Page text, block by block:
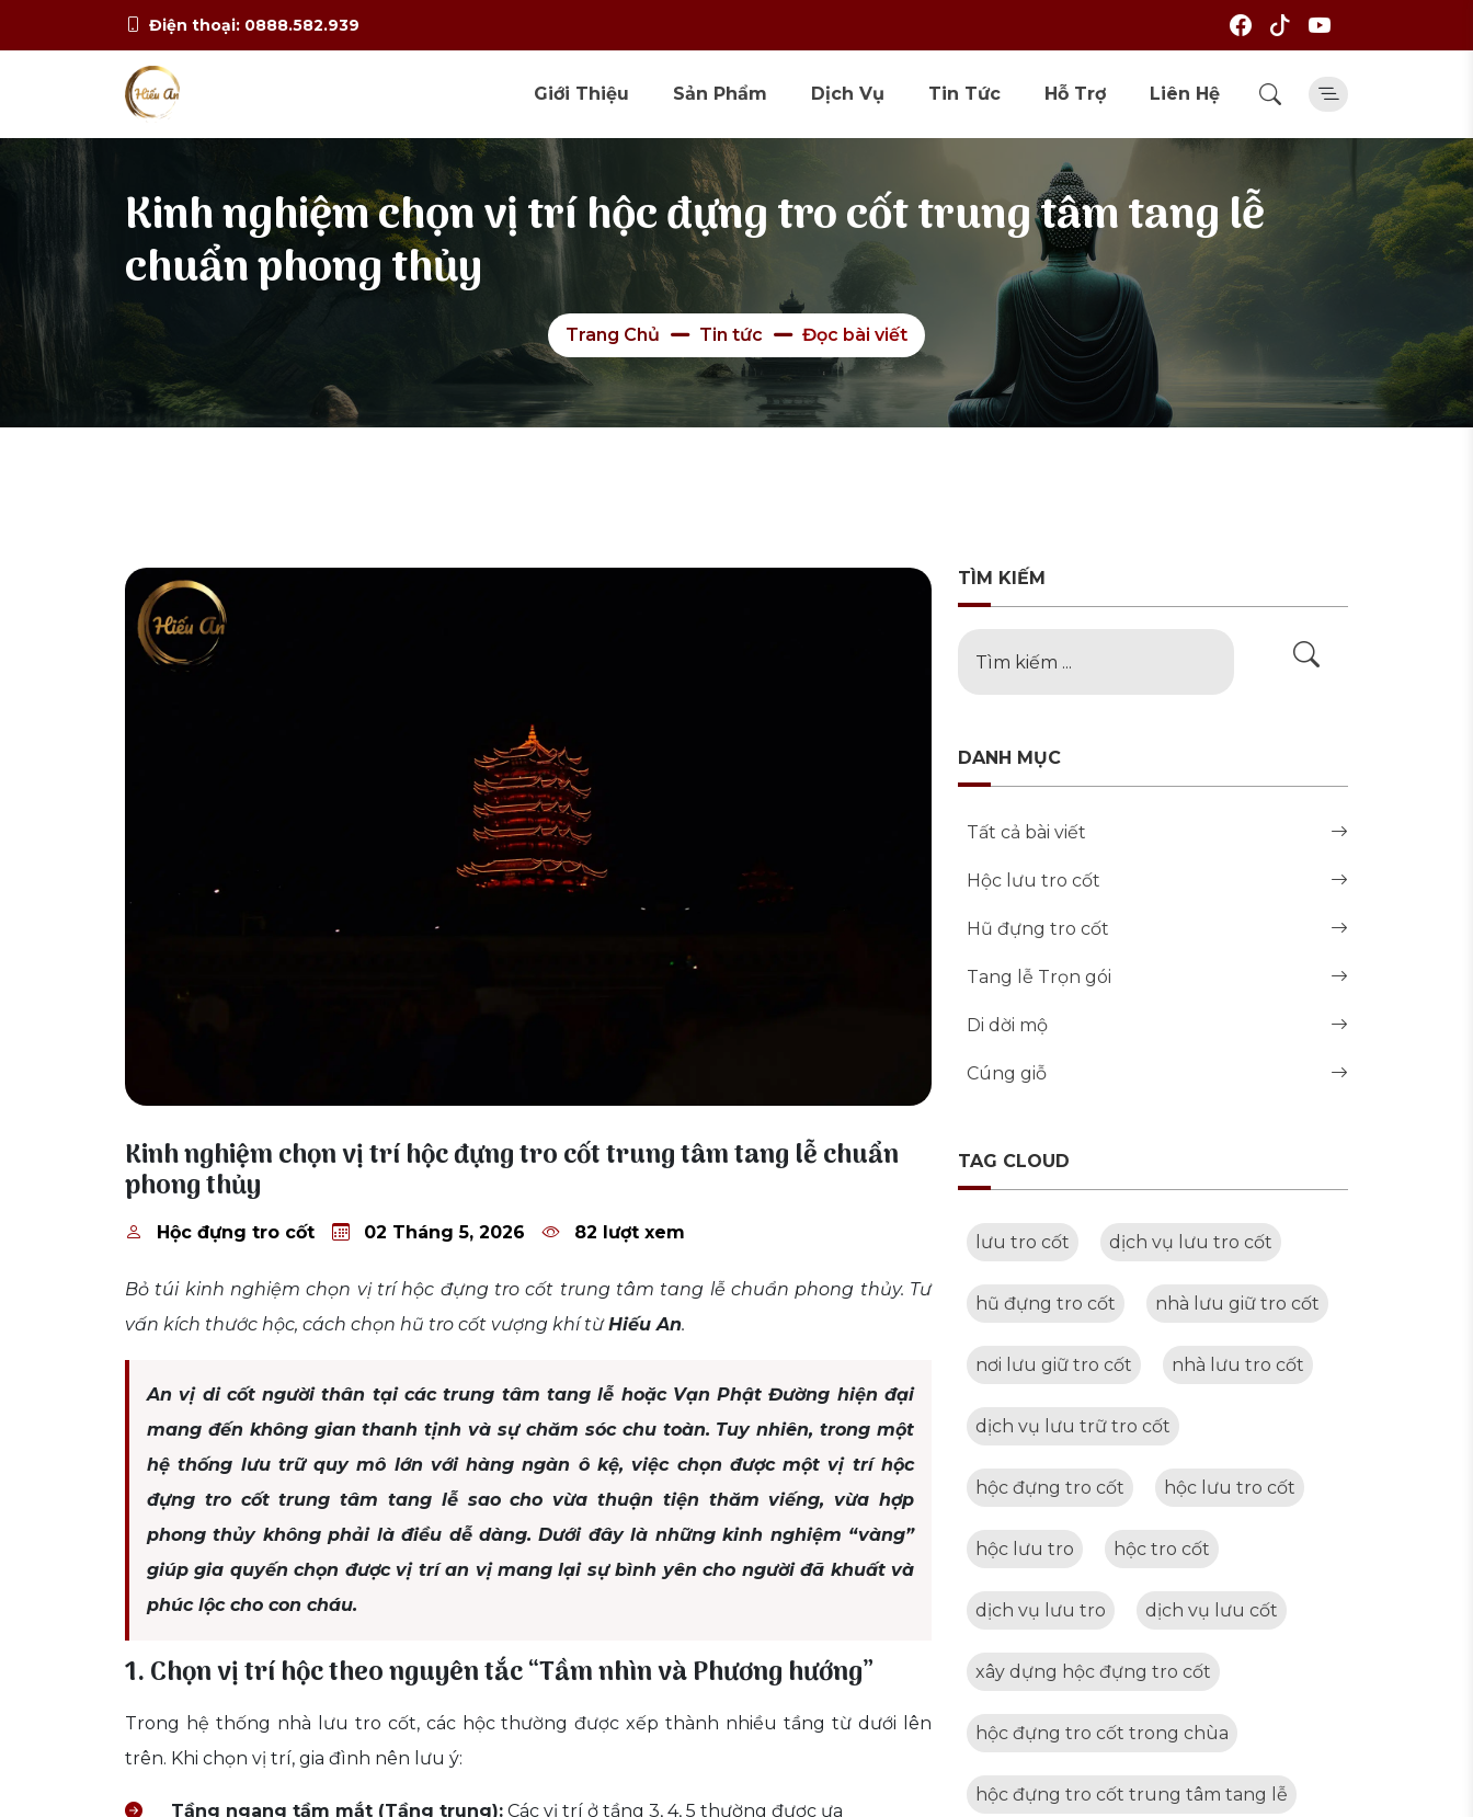
Điện thoại: 0888.582.939
Giới Thiệu Sản Phẩm Dịch Vụ Tin Tức Hỗ Trợ Liên Hệ
Kinh nghiệm chọn vị trí hộc đựng tro cốt trung tâm tang lễ
chuẩn phong thủy
Trang Chủ Tin tức Đọc bài viết
Kinh nghiệm chọn vị trí hộc đựng tro cốt trung tâm tang lễ chuẩn
phong thủy
Hộc đựng tro cốt 02 Tháng 5, 2026 82 lượt xem
Bỏ túi kinh nghiệm chọn vị trí hộc đựng tro cốt trung tâm tang lễ chuẩn phong thủy. Tư
vấn kích thước hộc, cách chọn hũ tro cốt vượng khí từHiếu An.
An vị di cốt người thân tại các trung tâm tang lễ hoặc Vạn Phật Đường hiện đại
mang đến không gian thanh tịnh và sự chăm sóc chu toàn. Tuy nhiên, trong một
hệ thống lưu trữ quy mô lớn với hàng ngàn ô kệ, việc chọn được một vị trí hộc
đựng tro cốt trung tâm tang lễ sao cho vừa thuận tiện thăm viếng, vừa hợp
phong thủy không phải là điều dễ dàng. Dưới đây là những kinh nghiệm “vàng”
giúp gia quyến chọn được vị trí an vị mang lại sự bình yên cho người đã khuất và
phúc lộc cho con cháu.
1. Chọn vị trí hộc theo nguyên tắc “Tầm nhìn và Phương hướng”
Trong hệ thống nhà lưu tro cốt, các hộc thường được xếp thành nhiều tầng từ dưới lên
trên. Khi chọn vị trí, gia đình nên lưu ý:
Tầng ngang tầm mắt (Tầng trung): Các vị trí ở tầng 3, 4, 5 thường được ưa
TÌM KIẾM
DANH MỤC
Tất cả bài viết
Hộc lưu tro cốt
Hũ đựng tro cốt
Tang lễ Trọn gói
Di dời mộ
Cúng giỗ
TAG CLOUD
lưu tro cốt dịch vụ lưu tro cốt
hũ đựng tro cốt nhà lưu giữ tro cốt
nơi lưu giữ tro cốt nhà lưu tro cốt
dịch vụ lưu trữ tro cốt
hộc đựng tro cốt hộc lưu tro cốt
hộc lưu tro hộc tro cốt
dịch vụ lưu tro dịch vụ lưu cốt
xây dựng hộc đựng tro cốt
hộc đựng tro cốt trong chùa
hộc đựng tro cốt trung tâm tang lễ